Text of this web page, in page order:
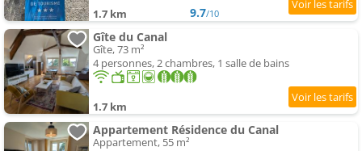
1.7 km 9.7/10
Gîte du Canal
Gîte, 73 m²
4 personnes, 2 chambres, 1 salle de bains
1.7 km
Appartement Résidence du Canal
Appartement, 55 m²